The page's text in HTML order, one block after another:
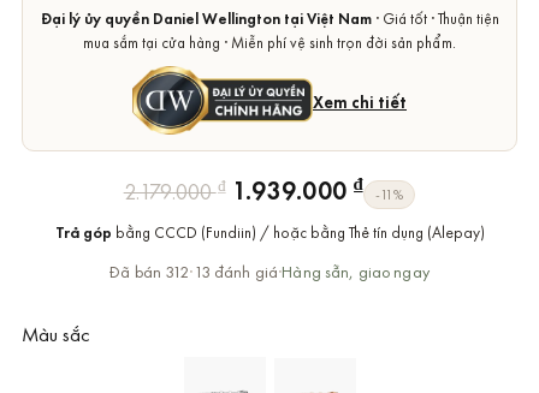
Đại lý ủy quyền Daniel Wellington tại Việt Nam· Giá tốt · Thuận tiện
mua sắm tại cửa hàng · Miễn phí vệ sinh trọn đời sản phẩm.
Xem chi tiết
2.179.000₫ Giá
gốc
là:
2.179.000 ₫.
1.939.000 ₫
Giá
hiện
tại
là:
-11%
Trả góp bằng CCCD (Fundiin) / hoặc bằng Thẻ tín dụng (Alepay)
Đã bán 312·13 đánh giá·Hàng sẵn, giao ngay
Màu sắc